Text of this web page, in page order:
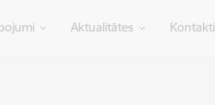
Aktualitātes Kontakti